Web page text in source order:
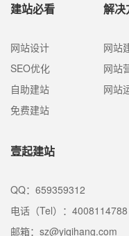
报价也是
建站必看
网站设计
SEO优化
自助建站
免费建站
解决
网站
网站
网站
壹起建站
QQ：659359312
电话（Tel）：4008114788
邮箱：sz@yiqihang.com